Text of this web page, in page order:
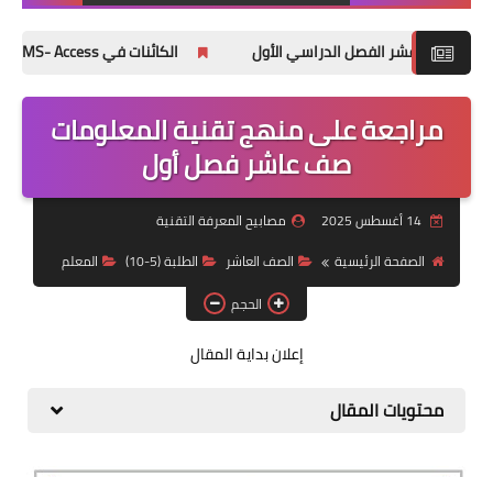
الطلبة ( 5-10)
الطلبة (11- 12)
اتعلم برمجة
Office
الفصل الدراسي الأول الكائنات في MS- Access
مراجعة على منهج تقنية المعلومات
صف عاشر فصل أول
14 أغسطس 2025
مصابيح المعرفة التقنية
الصفحة الرئيسية
الصف العاشر الطلبة (5-10)
المعلم
الحجم
إعلان بداية المقال
محتويات المقال